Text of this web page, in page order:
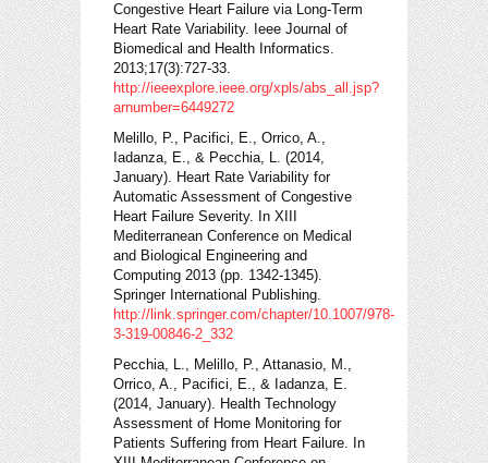
Congestive Heart Failure via Long-Term
Heart Rate Variability. Ieee Journal of
Biomedical and Health Informatics.
2013;17(3):727-33.
http://ieeexplore.ieee.org/xpls/abs_all.jsp?
arnumber=6449272
Melillo, P., Pacifici, E., Orrico, A.,
Iadanza, E., & Pecchia, L. (2014,
January). Heart Rate Variability for
Automatic Assessment of Congestive
Heart Failure Severity. In XIII
Mediterranean Conference on Medical
and Biological Engineering and
Computing 2013 (pp. 1342-1345).
Springer International Publishing.
http://link.springer.com/chapter/10.1007/978-
3-319-00846-2_332
Pecchia, L., Melillo, P., Attanasio, M.,
Orrico, A., Pacifici, E., & Iadanza, E.
(2014, January). Health Technology
Assessment of Home Monitoring for
Patients Suffering from Heart Failure. In